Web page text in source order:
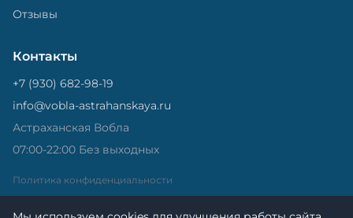
Отзывы
Контакты
+7 (930) 682-98-19
info@vobla-astrahanskaya.ru
Астраханская Вобла
07:00-22:00 Без выходных
Политика конфиденциальности